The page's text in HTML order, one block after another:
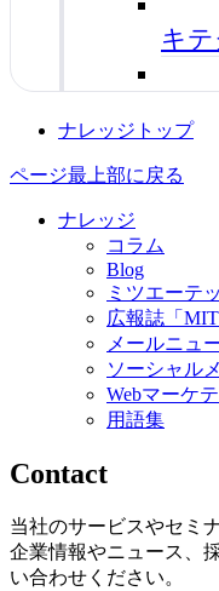
キ
ナレッジトップ
ページ最上部に戻る
ナレッジ
コラム
Blog
ミツエーテ
広報誌「
メールニュ
ソーシャル
Webマーケ
用語集
Contact
当社のサービスやセミ
企業情報やニュース、
い合わせください。